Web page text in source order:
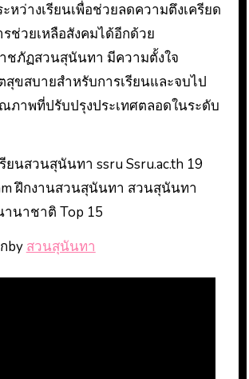
หว่างเรียนเพื่อช่วยลดความตึงเครียด
ช่วยเหลือสังคมได้อีกด้วย
ชภัฏสวนสุนันทา มีความตั้งใจ
สุขสบายสำหรับการเรียนและจบไป
ภาพที่ปรับปรุงประเทศตลอดในระดับ
ยนสวนสุนันทา ssru Ssru.ac.th 19
ฝึกงานสวนสุนันทา สวนสุนันทา
นาชาติ Top 15
by สวนสุนันทา